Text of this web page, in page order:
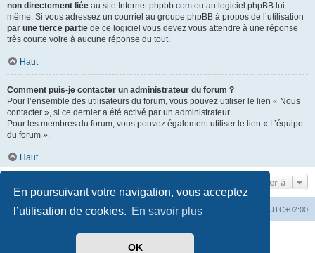
En poursuivant votre navigation, vous acceptez
l’utilisation de cookies. En savoir plus
OK
non directement liée au site Internet phpbb.com ou au logiciel phpBB lui-
même. Si vous adressez un courriel au groupe phpBB à propos de l’utilisation
par une tierce partie de ce logiciel vous devez vous attendre à une réponse
très courte voire à aucune réponse du tout.
Haut
Comment puis-je contacter un administrateur du forum ?
Pour l’ensemble des utilisateurs du forum, vous pouvez utiliser le lien « Nous
contacter », si ce dernier a été activé par un administrateur.
Pour les membres du forum, vous pouvez également utiliser le lien « L’équipe
du forum ».
Haut
Aller à
Index du forum UTC+02:00
Développé parphpBB® Forum Software © phpBB Limited
Traduit par